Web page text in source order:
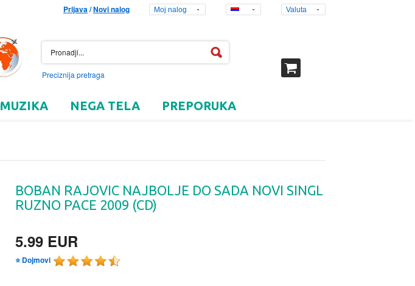
Prijava/Novi nalog Moj nalog Valuta
Preciznija pretraga
MUZIKA NEGA TELA PREPORUKA
BOBAN RAJOVIC NAJBOLJE DO SADA NOVI SINGL
RUZNO PACE 2009 (CD)
5.99 EUR
⭐ Dojmovi